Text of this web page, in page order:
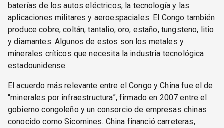
baterías de los autos eléctricos, la tecnología y las
aplicaciones militares y aeroespaciales. El Congo también
produce cobre, coltán, tantalio, oro, estaño, tungsteno, litio
y diamantes. Algunos de estos son los metales y
minerales críticos que necesita la industria tecnológica
estadounidense.
El acuerdo más relevante entre el Congo y China fue el de
“minerales por infraestructura”, firmado en 2007 entre el
gobierno congoleño y un consorcio de empresas chinas
conocido como Sicomines. China financió carreteras,